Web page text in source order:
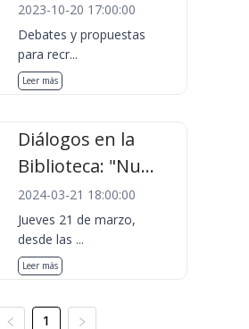
2023-10-20 17:00:00
Debates y propuestas
para recr...
Leer más
Diálogos en la
Biblioteca: "Nu...
2024-03-21 18:00:00
Jueves 21 de marzo,
desde las ...
Leer más
1